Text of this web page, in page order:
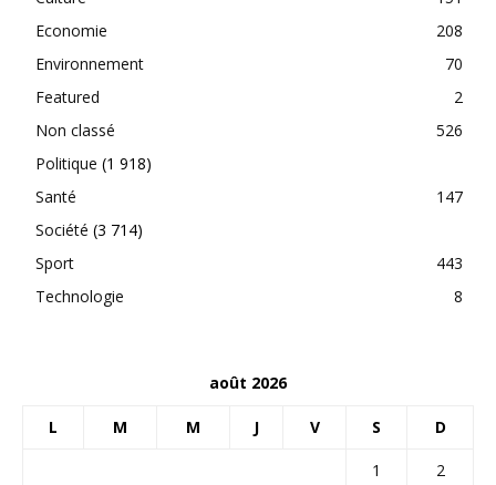
Economie
208
Environnement
70
Featured
2
Non classé
526
Politique (1 918)
Santé
147
Société (3 714)
Sport
443
Technologie
8
août 2026
L M M J V S D
1
2